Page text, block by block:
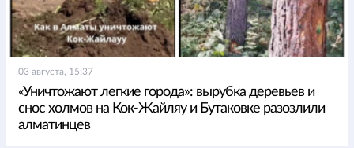
03 августа, 15:37
«Уничтожают легкие города»: вырубка деревьев и
снос холмов на Кок-Жайляу и Бутаковке разозлили
алматинцев